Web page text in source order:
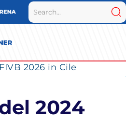
2026 in Cile
2024